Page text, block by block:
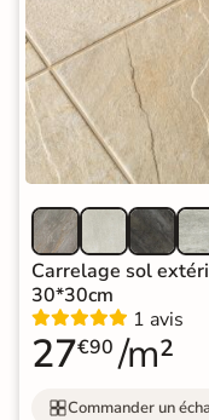
Carrelage sol
30*30cm
1 avis
27€90 /m²
Commander un